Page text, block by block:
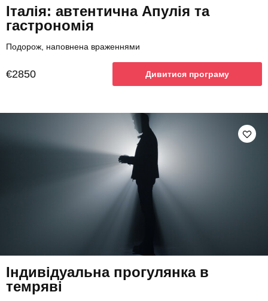
Італія: автентична Апулія та
гастрономія
Подорож, наповнена враженнями
€2850 Дивитися програму
Індивідуальна прогулянка в
темряві